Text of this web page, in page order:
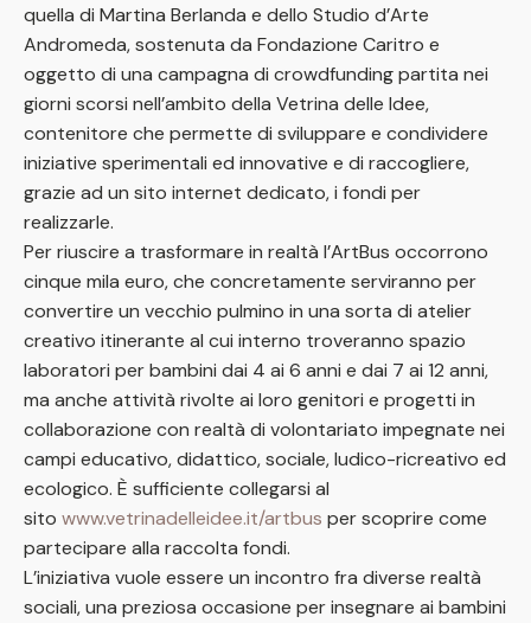
quella di Martina Berlanda e dello Studio d’Arte
Andromeda, sostenuta da Fondazione Caritro e
oggetto di una campagna di crowdfunding partita nei
giorni scorsi nell’ambito della Vetrina delle Idee,
contenitore che permette di sviluppare e condividere
iniziative sperimentali ed innovative e di raccogliere,
grazie ad un sito internet dedicato, i fondi per
realizzarle.
Per riuscire a trasformare in realtà l’ArtBus occorrono
cinque mila euro, che concretamente serviranno per
convertire un vecchio pulmino in una sorta di atelier
creativo itinerante al cui interno troveranno spazio
laboratori per bambini dai 4 ai 6 anni e dai 7 ai 12 anni,
ma anche attività rivolte ai loro genitori e progetti in
collaborazione con realtà di volontariato impegnate nei
campi educativo, didattico, sociale, ludico-ricreativo ed
ecologico. È sufficiente collegarsi al
sito www.vetrinadelleidee.it/artbus per scoprire come
partecipare alla raccolta fondi.
L’iniziativa vuole essere un incontro fra diverse realtà
sociali, una preziosa occasione per insegnare ai bambini